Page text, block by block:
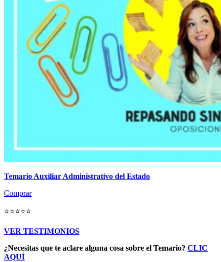
Temario Auxiliar Administrativo del Estado
Comprar
⭐⭐⭐⭐⭐
VER TESTIMONIOS
¿Necesitas que te aclare alguna cosa sobre el Temario? CLIC
AQUÍ